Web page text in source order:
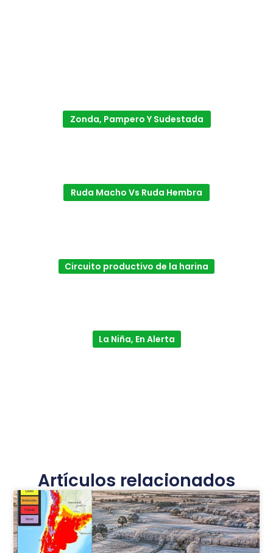
Zonda, Pampero Y Sudestada
Ruda Macho Vs Ruda Hembra
Circuito productivo de la harina
La Niña, En Alerta
Artículos relacionados